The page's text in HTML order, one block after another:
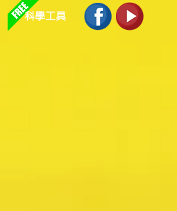
科學工具